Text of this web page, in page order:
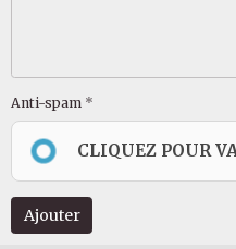
Anti-spam
CLIQUEZ POUR
Ajouter